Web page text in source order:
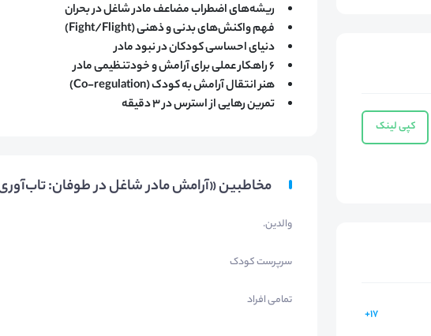
کپی لینک
17+
ریشه‌های اضطراب مضاعف مادر شاغل در بحران
فهم واکنش‌های بدنی و ذهنی (Fight/Flight)
دنیای احساسی کودکان در نبود مادر
۶ راهکار عملی برای آرامش و خودتنظیمی مادر
هنر انتقال آرامش به کودک (Co-regulation)
تمرین رهایی از استرس در ۳ دقیقه
مخاطبین «آرامش مادر شاغل در طوفان:
والدین.
سرپرست کودک
تمامی افراد